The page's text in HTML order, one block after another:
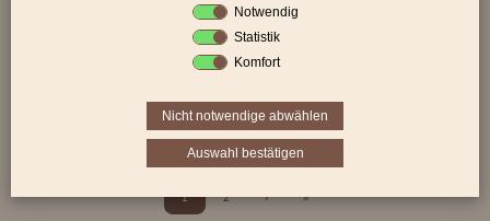
Sie befinden sich in folgender Kategorie:
10/0
1 2 › »
Notwendig
Statistik
Komfort
Nicht notwendige abwählen
Auswahl bestätigen